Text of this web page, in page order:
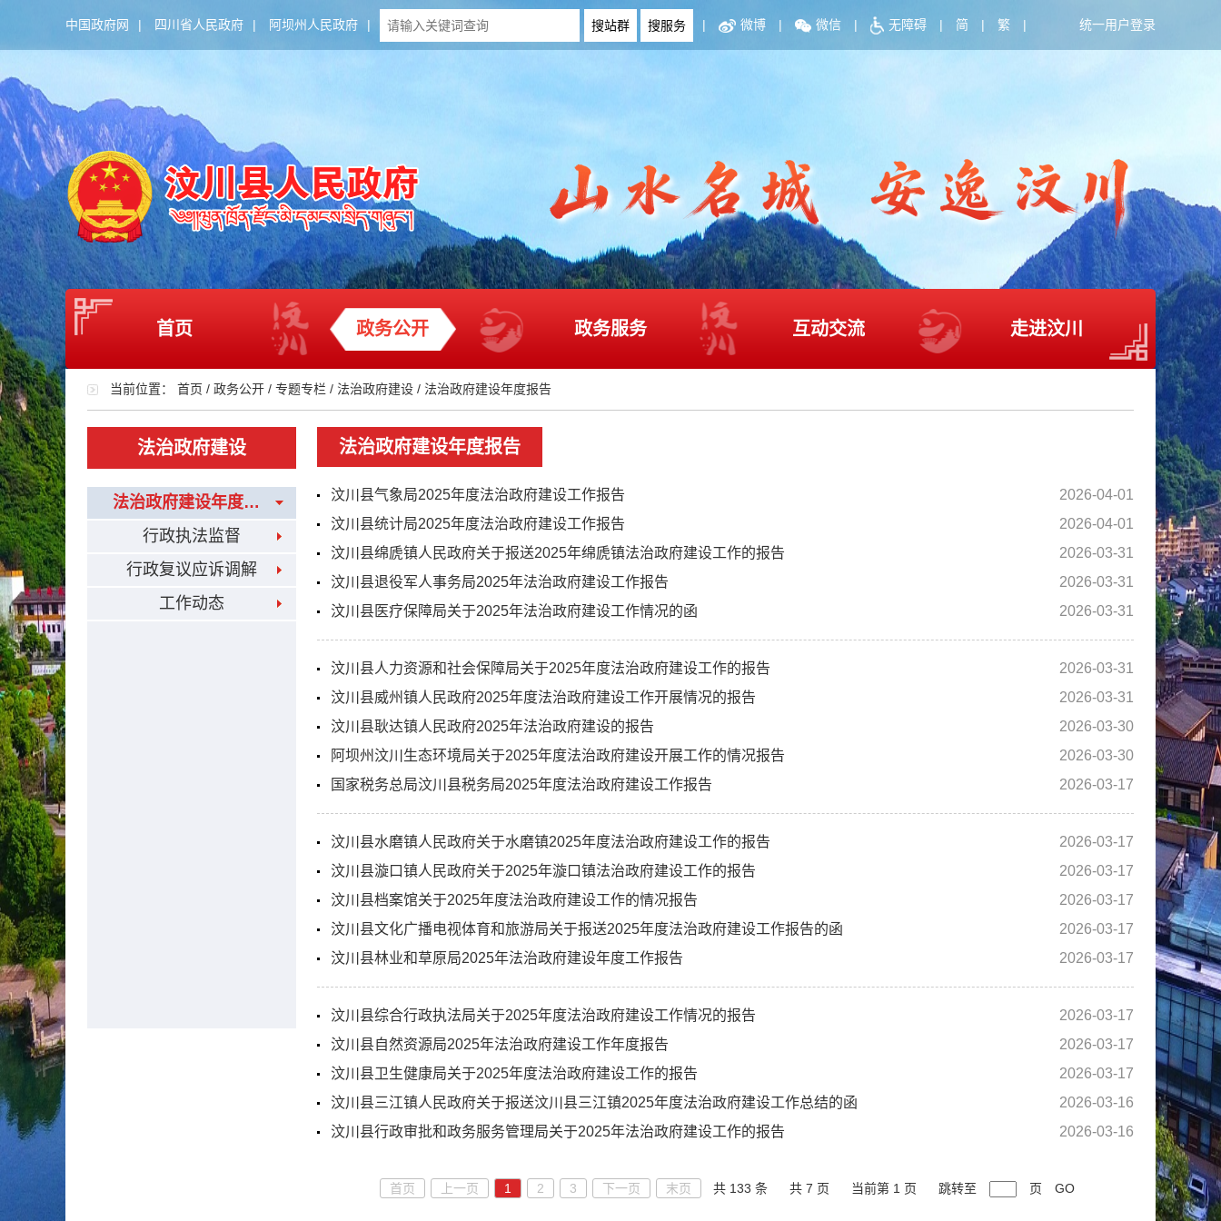
中国政府网 | 四川省人民政府 | 阿坝州人民政府 | | 微博 | 微信 | 无障碍 | 简 | 繁 | 统一用户登录
首页 政务公开 政务服务 互动交流 走进汶川
当前位置： 首页 / 政务公开 / 专题专栏 / 法治政府建设 / 法治政府建设年度报告
法治政府建设
法治政府建设年度报告
行政执法监督
行政复议应诉调解
工作动态
法治政府建设年度报告
汶川县气象局2025年度法治政府建设工作报告
2026-04-01
汶川县统计局2025年度法治政府建设工作报告
2026-04-01
汶川县绵虒镇人民政府关于报送2025年绵虒镇法治政府建设工作的报告
2026-03-31
汶川县退役军人事务局2025年法治政府建设工作报告
2026-03-31
汶川县医疗保障局关于2025年法治政府建设工作情况的函
2026-03-31
汶川县人力资源和社会保障局关于2025年度法治政府建设工作的报告
2026-03-31
汶川县威州镇人民政府2025年度法治政府建设工作开展情况的报告
2026-03-31
汶川县耿达镇人民政府2025年法治政府建设的报告
2026-03-30
阿坝州汶川生态环境局关于2025年度法治政府建设开展工作的情况报告
2026-03-30
国家税务总局汶川县税务局2025年度法治政府建设工作报告
2026-03-17
汶川县水磨镇人民政府关于水磨镇2025年度法治政府建设工作的报告
2026-03-17
汶川县漩口镇人民政府关于2025年漩口镇法治政府建设工作的报告
2026-03-17
汶川县档案馆关于2025年度法治政府建设工作的情况报告
2026-03-17
汶川县文化广播电视体育和旅游局关于报送2025年度法治政府建设工作报告的函‌
2026-03-17
汶川县林业和草原局2025年法治政府建设年度工作报告
2026-03-17
汶川县综合行政执法局关于2025年度法治政府建设工作情况的报告
2026-03-17
汶川县自然资源局2025年法治政府建设工作年度报告
2026-03-17
汶川县卫生健康局关于2025年度法治政府建设工作的报告
2026-03-17
汶川县三江镇人民政府关于报送汶川县三江镇2025年度法治政府建设工作总结的函
2026-03-16
汶川县行政审批和政务服务管理局关于2025年法治政府建设工作的报告
2026-03-16
首页 上一页 1 2 3 下一页 末页 共 133 条 共 7 页 当前第 1 页 跳转至 页 GO